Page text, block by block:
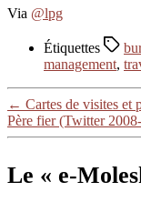
Via @lpg
Étiquettes
management,
← Cartes de visites et
Père fier (Twitter
Le « e-